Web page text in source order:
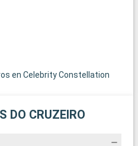
en Celebrity Constellation
DO CRUZEIRO